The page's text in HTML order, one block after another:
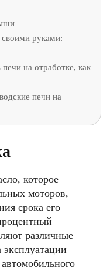
своими руками:
на отработке, как
печи на
которое
моторов,
срока его
различные